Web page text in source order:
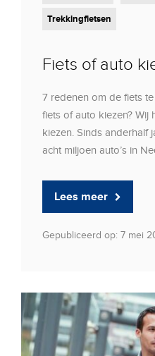
Trekkingfietsen
Fiets of auto
7 redenen om de fiets
fiets of auto kiezen? Wij
kiezen. Sinds anderhalf
acht miljoen auto’s in
Lees meer
Gepubliceerd op: 7 mei